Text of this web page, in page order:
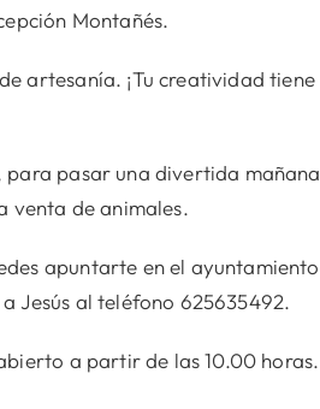
Montañés.
artesanía. ¡Tu creatividad tiene
pasar una divertida mañana
venta de animales.
apuntarte en el ayuntamiento
Jesús al teléfono 625635492.
a partir de las 10.00 horas.